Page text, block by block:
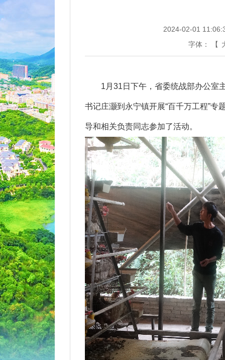
2024-02-01
字体：
【
1月31日下午，省委统战部办公室主
书记庄灏到永宁镇开展“百千万工程”专
导和相关负责同志参加了活动。